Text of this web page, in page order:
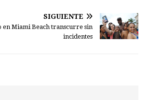
SIGUIENTE
en Miami Beach transcurre sin
incidentes